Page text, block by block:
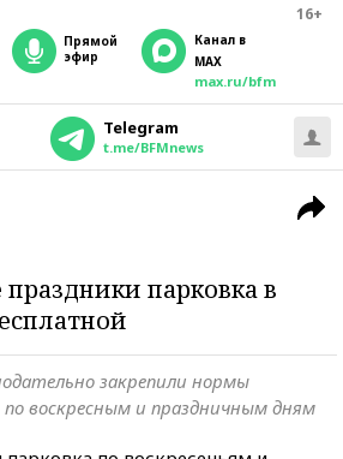
16+
прямой
эфир
Канал в
MAX
max.ru/bfm
Telegram
t.me/BFMnews
парковка в
закрепили нормы
по воскресным и праздничным дням